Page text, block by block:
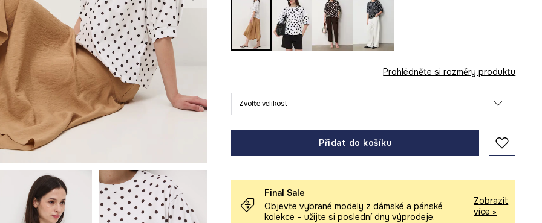
Prohlédněte si rozměry produktu
Zvolte velikost
Přidat do košíku
Final Sale
Objevte vybrané modely z dámské a pánské
kolekce – užijte si poslední dny výprodeje.
Zobrazit
více »